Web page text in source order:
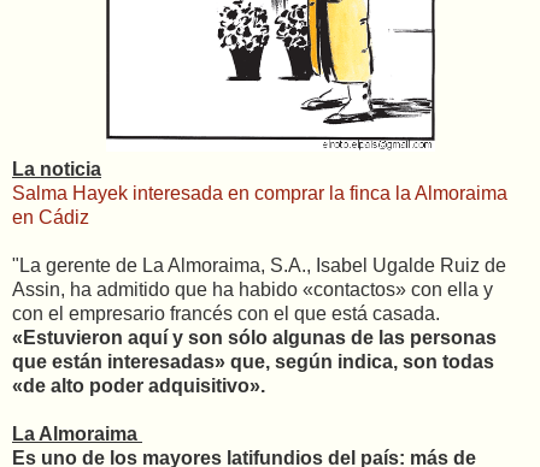
La noticia
Salma Hayek interesada en comprar la finca la Almoraima
en Cádiz
"La gerente de La Almoraima, S.A., Isabel Ugalde Ruiz de
Assin, ha admitido que ha habido «contactos» con ella y
con el empresario francés con el que está casada.
«Estuvieron aquí y son sólo algunas de las personas
que están interesadas» que, según indica, son todas
«de alto poder adquisitivo».
La Almoraima
Es uno de los mayores latifundios del país: más de